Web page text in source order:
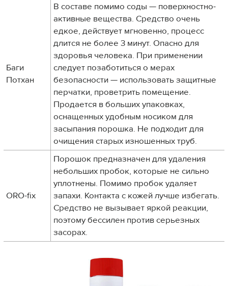
Баги
Потхан
В составе помимо соды — поверхностно-
активные вещества. Средство очень
едкое, действует мгновенно, процесс
длится не более 3 минут. Опасно для
здоровья человека. При применении
следует позаботиться о мерах
безопасности — использовать защитные
перчатки, проветрить помещение.
Продается в больших упаковках,
оснащенных удобным носиком для
засыпания порошка. Не подходит для
очищения старых изношенных труб.
ORO-fix
Порошок предназначен для удаления
небольших пробок, которые не сильно
уплотнены. Помимо пробок удаляет
запахи. Контакта с кожей лучше избегать.
Средство не вызывает яркой реакции,
поэтому бессилен против серьезных
засорах.